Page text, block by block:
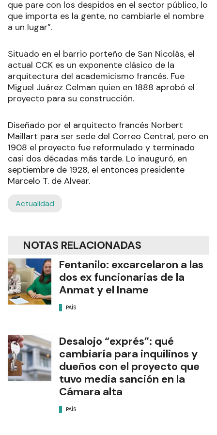
que pare con los despidos en el sector público, lo
que importa es la gente, no cambiarle el nombre
a un lugar”.
Situado en el barrio porteño de San Nicolás, el
actual CCK es un exponente clásico de la
arquitectura del academicismo francés. Fue
Miguel Juárez Celman quien en 1888 aprobó el
proyecto para su construcción.
Diseñado por el arquitecto francés Norbert
Maillart para ser sede del Correo Central, pero en
1908 el proyecto fue reformulado y terminado
casi dos décadas más tarde. Lo inauguró, en
septiembre de 1928, el entonces presidente
Marcelo T. de Alvear.
Actualidad
NOTAS RELACIONADAS
Fentanilo: excarcelaron a las
dos ex funcionarias de la
Anmat y el Iname
PAÍS
Desalojo “exprés”: qué
cambiaría para inquilinos y
dueños con el proyecto que
tuvo media sanción en la
Cámara alta
PAÍS